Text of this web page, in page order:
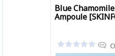
Blue
Ampoule